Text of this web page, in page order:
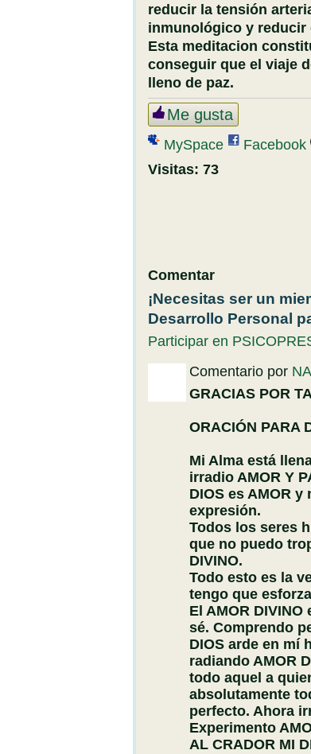
reducir la tensión
inmunológico y reducir
Esta meditacion
conseguir que el viaje
lleno de paz.
Me gusta
MySpace
Facebook
Visitas: 73
Comentar
¡Necesitas ser un
Desarrollo Personal
Participar en
Comentario por
GRACIAS POR
ORACIÓN PARA
Mi Alma está
irradio AMOR Y
DIOS es AMOR
expresión.
Todos los seres
que no puedo
DIVINO.
Todo esto es la
tengo que
El AMOR
sé. Comprendo
DIOS arde en mí
radiando AMOR
todo aquel a
absolutamente
perfecto. Ahora
Experimento
AL CRADOR MI